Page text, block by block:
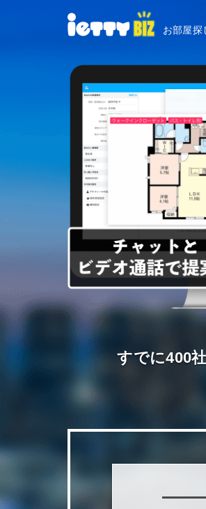
お部屋探
すでに400